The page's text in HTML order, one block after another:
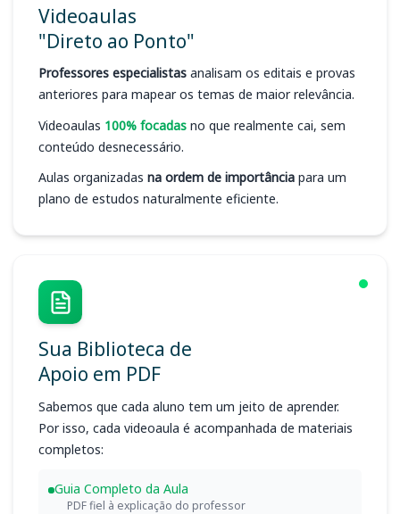
Videoaulas
"Direto ao Ponto"
Professores especialistas analisam os editais e provas
anteriores para mapear os temas de maior relevância.
Videoaulas 100% focadas no que realmente cai, sem
conteúdo desnecessário.
Aulas organizadas na ordem de importância para um
plano de estudos naturalmente eficiente.
Sua Biblioteca de
Apoio em PDF
Sabemos que cada aluno tem um jeito de aprender.
Por isso, cada videoaula é acompanhada de materiais
completos:
Guia Completo da Aula
PDF fiel à explicação do professor